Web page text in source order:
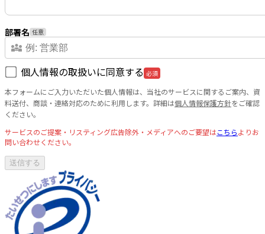
部署名 任意
diversity_3
個人情報の取扱いに同意する 必須
本フォームにご入力いただいた個人情報は、当社のサービスに関するご案内、資
料送付、商談・連絡対応のために利用します。詳細は個人情報保護方針をご確認
ください。
サービスのご提案・リスティング広告除外・メディアへのご要望はこちらよりお
問い合わせください。